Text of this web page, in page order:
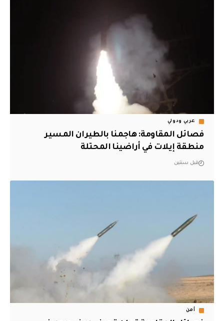
عربي ودولي
فصائل المقاومة: هاجمنا بالطيران المسير
منطقة إيلات في أراضينا المحتلة
قبل سنتين
أمن